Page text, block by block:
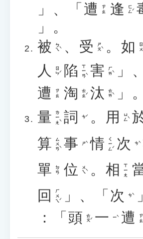
」、「 遭 ㄗㄠ 逢 ㄈㄥˊ
」。
被 ㄅㄟˋ 、 受 ㄕㄡˋ 。 如 ㄖㄨˊ
人 ㄖㄣˊ 陷 ㄒㄧㄢˋ 害 ㄏㄞˋ 」
遭 ㄗㄠ 淘 ㄊㄠˊ 汰 ㄊㄞˋ
」。
量 ㄌㄧㄤˋ 詞 ㄘˊ 。 用 ㄩㄥˋ
算 ㄙㄨㄢˋ 事 ㄕˋ 情 ㄑㄧㄥˊ 次 ㄘˋ
單 ㄉㄢ 位 ㄨㄟˋ 。 相 ㄒㄧㄤ
回 ㄏㄨㄟˊ 」、「 次 ㄘˋ
：「 頭 ㄊㄡˊ 一 ㄧˋ 遭 ㄗㄠ